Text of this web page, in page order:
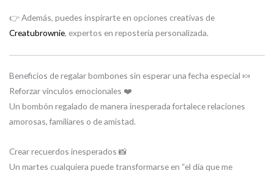
👉 Además, puedes inspirarte en opciones creativas de
Creatubrownie, expertos en repostería personalizada.
Beneficios de regalar bombones sin esperar una fecha especial 🍬
Reforzar vínculos emocionales ❤️
Un bombón regalado de manera inesperada fortalece relaciones
amorosas, familiares o de amistad.
Crear recuerdos inesperados 📸
Un martes cualquiera puede transformarse en “el día que me